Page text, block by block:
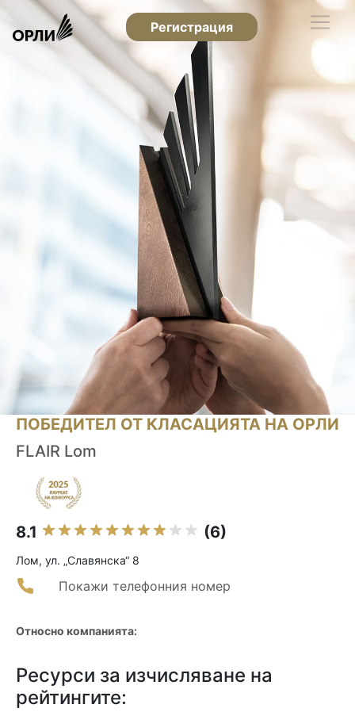
Регистрация
ПОБЕДИТЕЛ ОТ КЛАСАЦИЯТА НА ОРЛИ
FLAIR Lom
8.1 (6)
Лом, ул. „Славянска“ 8
Покажи телефонния номер
Относно компанията:
Ресурси за изчисляване на
рейтингите: